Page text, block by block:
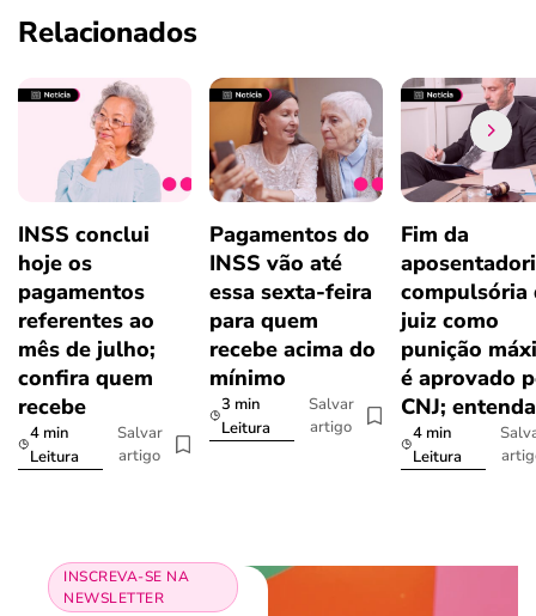
Relacionados
INSS conclui
hoje os
pagamentos
referentes ao
mês de julho;
confira quem
recebe
4 min
Leitura
Salvar
artigo
Pagamentos do
INSS vão até
essa sexta-feira
para quem
recebe acima do
mínimo
3 min
Leitura
Salvar
artigo
Fim da
compulsória
juiz como
punição
é aprovado
CNJ; entenda
4 min
Leitura
INSCREVA-SE NA
NEWSLETTER